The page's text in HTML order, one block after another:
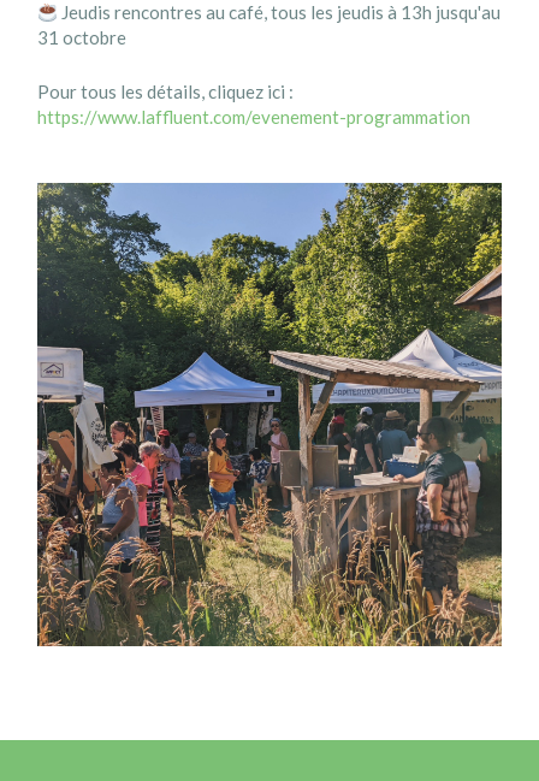
Jeudis rencontres au café, tous les jeudis à 13h jusqu'au
31 octobre
Pour tous les détails, cliquez ici :
https://www.laffluent.com/evenement-programmation